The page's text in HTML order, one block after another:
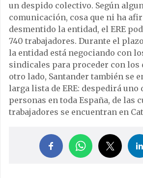
un despido colectivo. Según
comunicación, cosa que ni ha
desmentido la entidad, el ERE
740 trabajadores. Durante el
la entidad está negociando con
sindicales para proceder con los
otro lado, Santander también se
larga lista de ERE: despedirá uno
personas en toda España, de las
trabajadores se encuentran en